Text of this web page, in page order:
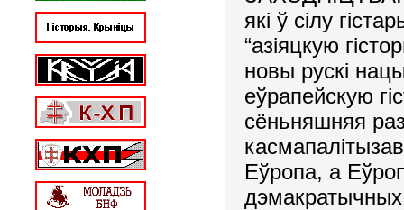
які ў сілу
“азіяцкую
новы рускі
еўрапейскую
сёньняшняя
Еўропа, а